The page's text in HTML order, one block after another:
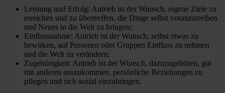
Leistung und Erfolg: Antrieb ist der Wunsch, eigene Ziele zu
erreichen und zu übertreffen, die Dinge selbst voranzutreiben
und Neues in die Welt zu bringen;
Einflussnahme: Antrieb ist der Wunsch, selbst etwas zu
bewirken, auf Personen oder Gruppen Einfluss zu nehmen
und die Welt zu verändern;
Zugehörigkeit: Antrieb ist der Wunsch, dazuzugehören, gut
mit anderen auszukommen, persönliche Beziehungen zu
pflegen und sich sozial einzubringen.